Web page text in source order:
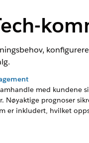
med kundene
prognoser
er inkludert, hvilket